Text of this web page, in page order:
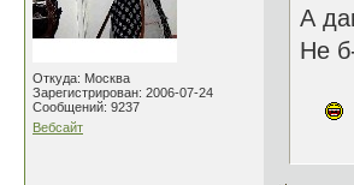
Откуда: Москва
Зарегистрирован: 2006-07-24
Сообщений: 9237
Вебсайт
А
Не